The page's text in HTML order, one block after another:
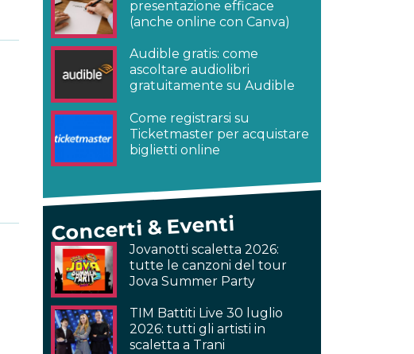
presentazione efficace
(anche online con Canva)
Audible gratis: come
ascoltare audiolibri
gratuitamente su Audible
Come registrarsi su
Ticketmaster per acquistare
biglietti online
Concerti & Eventi
Jovanotti scaletta 2026:
tutte le canzoni del tour
Jova Summer Party
TIM Battiti Live 30 luglio
2026: tutti gli artisti in
scaletta a Trani